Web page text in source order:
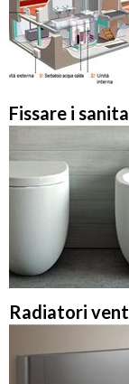
Fissare i
Radiatori